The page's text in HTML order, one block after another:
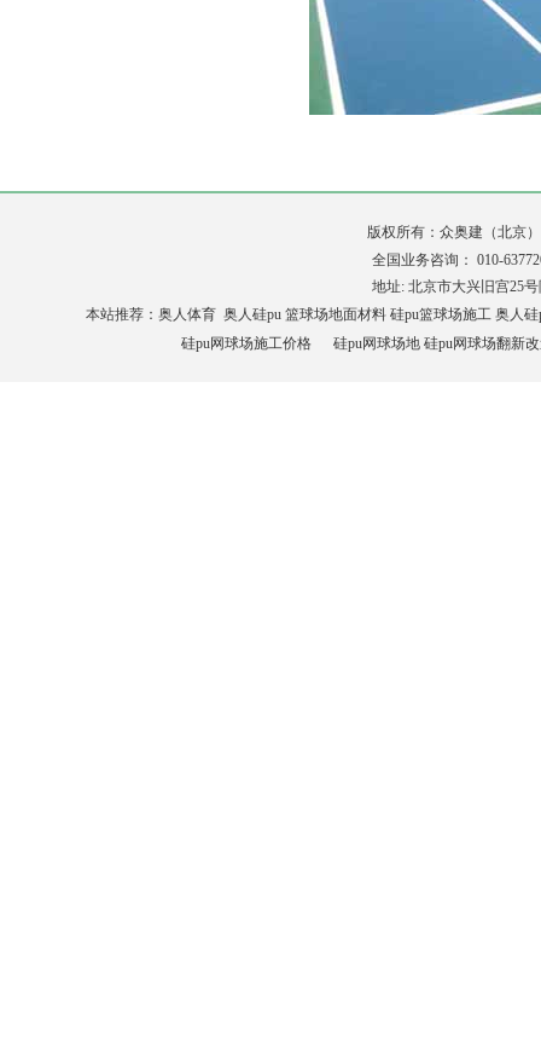
版权所有：众奥建（北京
全国业务咨询： 010-
地址: 北京市大兴旧宫25
本站推荐：奥人体育奥人硅pu篮球场地面材料 硅pu篮球场施工奥人硅
硅pu网球场施工价格
硅pu网球场地 硅pu网球场翻新